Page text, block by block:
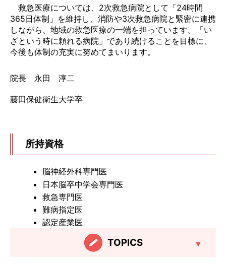
TOPICS
救急医療については、2次救急病院として「24時間
365日体制」を維持し、消防や3次救急病院と緊密に連携
しながら、地域の救急医療の一端を担っています。「い
ざという時に頼れる病院」であり続けることを目標に、
今後も体制の充実に努めてまいります。
院長 永田 淳二
藤田保健衛生大学卒
所持資格
脳神経外科専門医
日本脳卒中学会専門医
救急専門医
難病指定医
認定産業医